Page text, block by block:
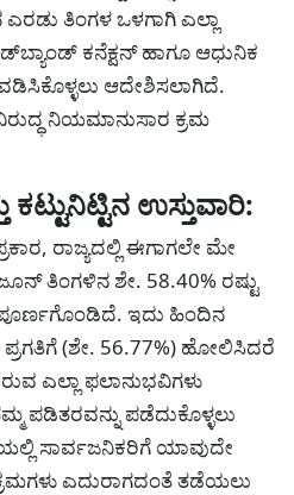
ಎರಡು ತಿಂಗಳ ಒಳಗಾಗಿ ಎಲ್ಲಾ
ಕನೆಕ್ಷನ್ ಹಾಗೂ ಆಧುನಿಕ
ಆದೇಶಿಸಲಾಗಿದೆ.
ನಿಯಮಾನುಸಾರ ಕ್ರಮ
ಉಸ್ತುವಾರಿ:
ರಾಜ್ಯದಲ್ಲಿ ಈಗಾಗಲೇ ಮೇ
ತಿಂಗಳಿನ ಶೇ. 58.40% ರಷ್ಟು
ಇದು ಹಿಂದಿನ
(ಶೇ. 56.77%) ಹೋಲಿಸಿದರೆ
ಎಲ್ಲಾ ಫಲಾನುಭವಿಗಳು
ಪಡಿತರವನ್ನು ಪಡೆದುಕೊಳ್ಳಲು
ಸಾರ್ವಜನಿಕರಿಗೆ ಯಾವುದೇ
ಎದುರಾಗದಂತೆ ತಡೆಯಲು